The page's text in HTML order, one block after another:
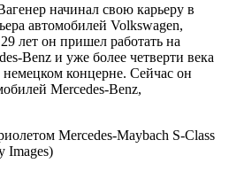
начинал свою карьеру в
автомобилей Volkswagen,
лет он пришел работать на
Benz и уже более четверти века
концерне. Сейчас он
Mercedes-Benz,
Mercedes-Maybach S-Class
Images)